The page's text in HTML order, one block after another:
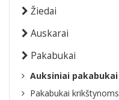
Žiedai
Auskarai
Pakabukai
Auksiniai pakabukai
Pakabukai krikštynoms